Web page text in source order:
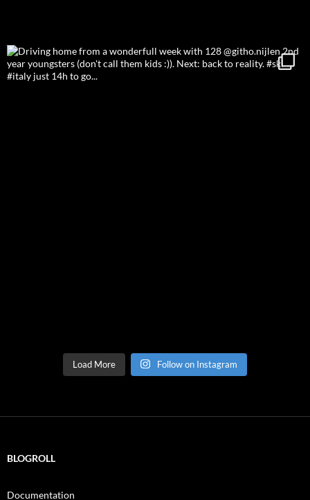
Load More Follow on Instagram
BLOGROLL
Documentation